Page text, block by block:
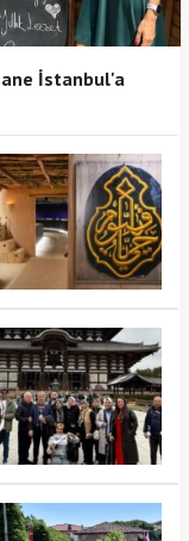
İstanbul'a